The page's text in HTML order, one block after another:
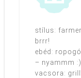
stílus:
brrr!
ebéd:
– nyammm :)
vacsora: